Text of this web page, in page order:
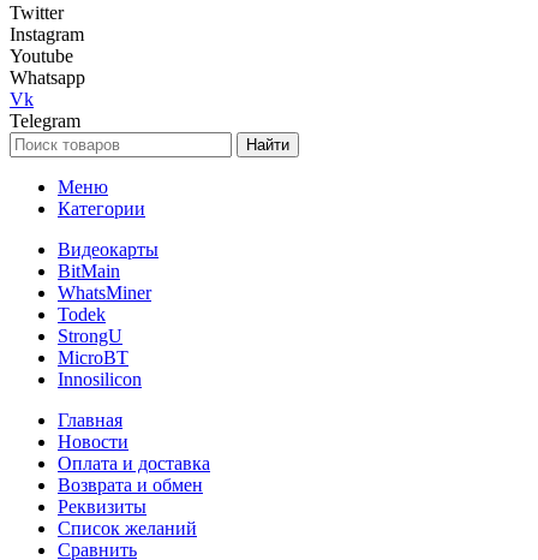
Twitter
Instagram
Youtube
Whatsapp
Vk
Telegram
Найти
Меню
Категории
Видеокарты
BitMain
WhatsMiner
Todek
StrongU
MicroBT
Innosilicon
Главная
Новости
Оплата и доставка
Возврата и обмен
Реквизиты
Список желаний
Сравнить